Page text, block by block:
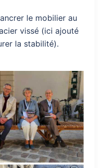
le mobilier au
vissé (ici ajouté
la stabilité).